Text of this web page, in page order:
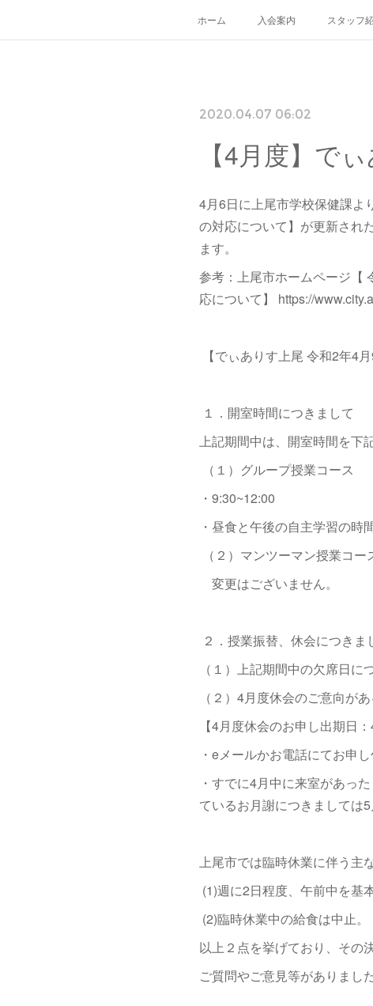
ホーム 入会案内 スタッフ
2020.04.07 06:02
【4月度】で
4月6日に上尾市学校保健課よ
の対応について】が更新され
ます。
参考：上尾市ホームページ【
応について】 https://
【でぃありす上尾 令和2年4
１．開室時間につきまして
上記期間中は、開室時間を下
（１）グループ授業コース
・9:30~12:00
・昼食と午後の自主学習の時
（２）マンツーマン授業コー
変更はございません。
２．授業振替、休会につきま
（１）上記期間中の欠席日
（２）4月度休会のご意向が
【4月度休会のお申し出期日：
・eメールかお電話にてお申
・すでに4月中に来室があっ
ているお月謝につきましては
上尾市では臨時休業に伴う主
(1)週に2日程度、午前中を基
(2)臨時休業中の給食は中止。
以上２点を挙げており、その
ご質問やご意見等がありまし